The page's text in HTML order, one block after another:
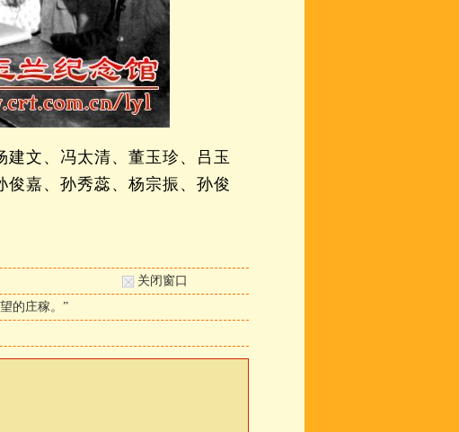
文、冯太清、董玉珍、吕玉
嘉、孙秀蕊、杨宗振、孙俊
关闭窗口
的庄稼。”